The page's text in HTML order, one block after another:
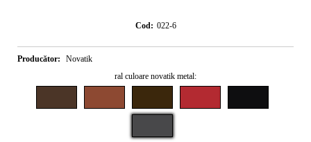
Cod: 022-6
Producător:
Novatik
ral culoare novatik metal: